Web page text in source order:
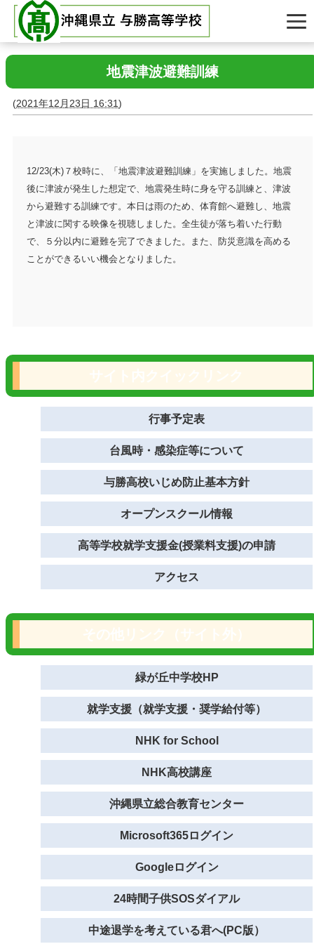
地震津波避難訓練
(2021年12月23日 16:31)
12/23(木)７校時に、「地震津波避難訓練」を実施しました。地震
後に津波が発生した想定で、地震発生時に身を守る訓練と、津波
から避難する訓練です。本日は雨のため、体育館へ避難し、地震
と津波に関する映像を視聴しました。全生徒が落ち着いた行動
で、５分以内に避難を完了できました。また、防災意識を高める
ことができるいい機会となりました。
行事予定表
台風時・感染症等について
与勝高校いじめ防止基本方針
オープンスクール情報
高等学校就学支援金(授業料支援)の申請
アクセス
緑が丘中学校HP
就学支援（就学支援・奨学給付等）
NHK for School
NHK高校講座
沖縄県立総合教育センター
Microsoft365ログイン
Googleログイン
24時間子供SOSダイアル
中途退学を考えている君へ(PC版）